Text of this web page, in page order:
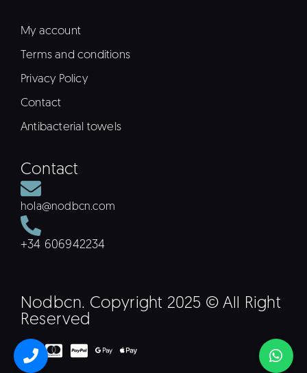
My account
Terms and conditions
Privacy Policy
Contact
Antibacterial towels
Contact
hola@nodbcn.com
+34 606942234
Nodbcn. Copyright 2025 © All Right
Reserved